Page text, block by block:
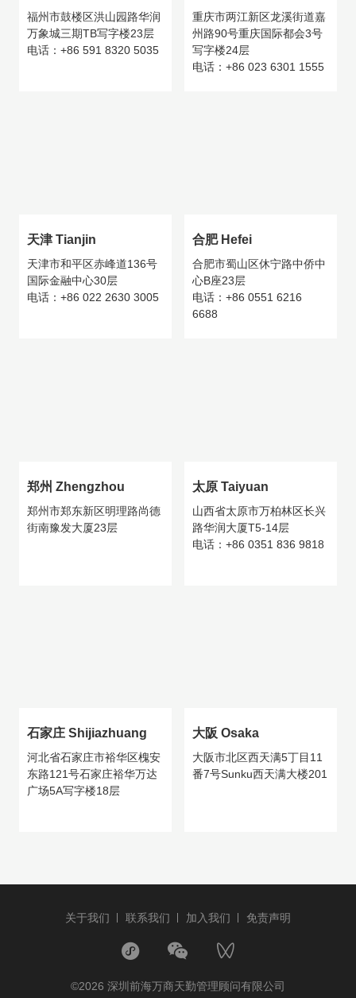
福州市鼓楼区洪山园路华润
万象城三期TB写字楼23层
电话：+86 591 8320 5035
重庆市两江新区龙溪街道嘉
州路90号重庆国际都会3号
写字楼24层
电话：+86 023 6301 1555
天津 Tianjin
天津市和平区赤峰道136号
国际金融中心30层
电话：+86 022 2630 3005
合肥 Hefei
合肥市蜀山区休宁路中侨中
心B座23层
电话：+86 0551 6216
6688
郑州 Zhengzhou
郑州市郑东新区明理路尚德
街南豫发大厦23层
太原 Taiyuan
山西省太原市万柏林区长兴
路华润大厦T5-14层
电话：+86 0351 836 9818
石家庄 Shijiazhuang
河北省石家庄市裕华区槐安
东路121号石家庄裕华万达
广场5A写字楼18层
大阪 Osaka
大阪市北区西天满5丁目11
番7号Sunku西天满大楼201
关于我们 联系我们 加入我们 免责声明
©2026 深圳前海万商天勤管理顾问有限公司